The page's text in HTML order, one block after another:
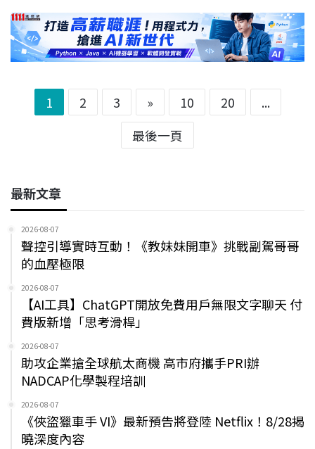
1 2 3 » 10 20
...
最後一頁
最新文章
2026-08-07
聲控引導實時互動！《教妹妹開車》挑戰副駕哥哥
的血壓極限
2026-08-07
【AI工具】ChatGPT開放免費用戶無限文字聊天 付
費版新增「思考滑桿」
2026-08-07
助攻企業搶全球航太商機 高市府攜手PRI辦
NADCAP化學製程培訓
2026-08-07
《俠盜獵車手 VI》最新預告將登陸 Netflix！8/28揭
曉深度內容